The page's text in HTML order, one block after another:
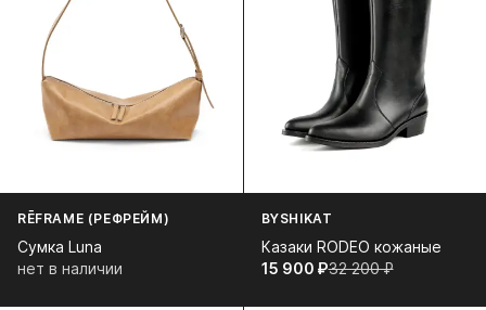
RĒFRAME (РЕФРЕЙМ)
Сумка Luna
нет в наличии
BYSHIKAT
Казаки RODEO кожаные
15 900⁠ ⁠₽32 200⁠ ⁠₽